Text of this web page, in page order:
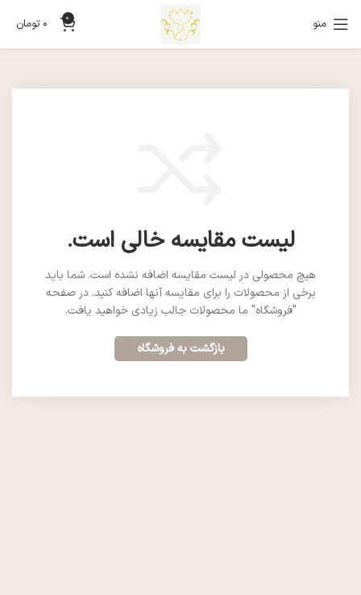
منو 0
0 تومان
لیست مقایسه خالی است.
هیچ محصولی در لیست مقایسه اضافه نشده است. شما باید
برخی از محصولات را برای مقایسه آنها اضافه کنید. در صفحه
"فروشگاه" ما محصولات جالب زیادی خواهید یافت.
بازگشت به فروشگاه